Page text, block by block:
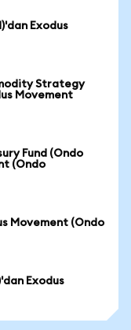
Exodus
Strategy
Movement
Fund (Ondo
(Ondo
Movement (Ondo
Exodus